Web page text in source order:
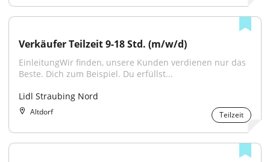
Verkäufer Teilzeit 9-18 Std. (m/w/d)
EinleitungWir finden, unsere Kunden verdienen nur das
Beste. Dich zum Beispiel. Du erfüllst...
Lidl Straubing Nord
Altdorf Teilzeit